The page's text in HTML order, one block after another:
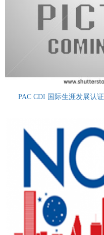
PAC CDI 国际生涯发展认